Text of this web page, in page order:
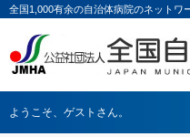
全国1,000有余の自治体病院のネットワ
ようこそ、 ゲストさん。